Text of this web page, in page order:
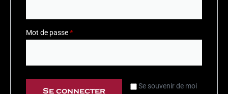
Mot de passe*
Se souvenir de moi
Se connecter